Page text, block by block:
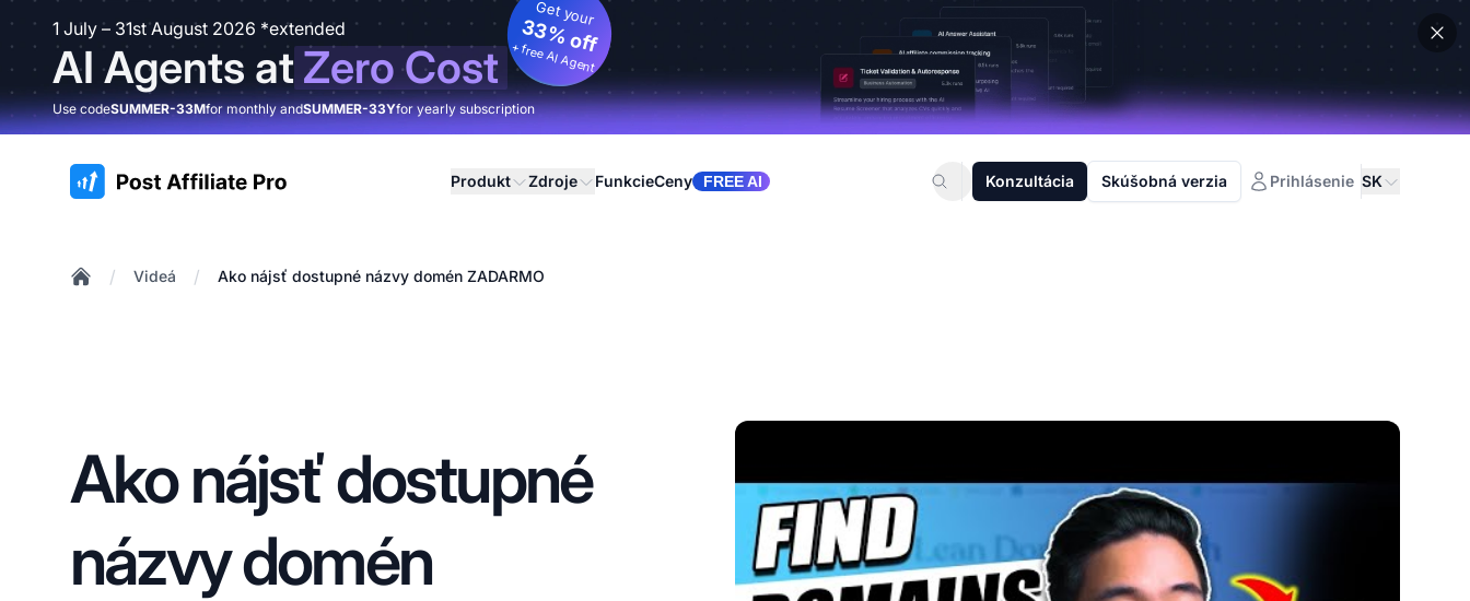
1 July – 31st August 2026 *extended
AI Agents atZero Cost
Get your
33% off
+ free AI Agent
Use codeSUMMER-33Mfor monthly andSUMMER-33Yfor yearly subscription
:site.title Produkt Zdroje FunkcieCeny FREE AI Konzultácia Skúšobná verzia Prihlásenie SK
/ Videá / Ako nájsť dostupné názvy domén ZADARMO
Ako nájsť dostupné
názvy domén